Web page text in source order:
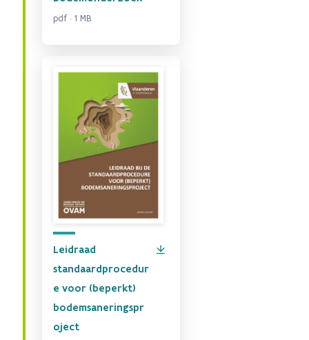
pdf · 1 MB
Leidraad
standaardprocedur
e voor (beperkt)
bodemsaneringspr
oject